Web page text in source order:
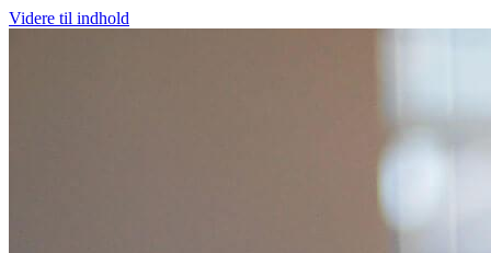
Videre til indhold